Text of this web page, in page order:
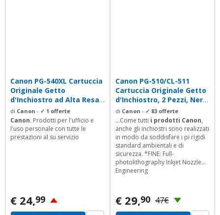
Canon PG-540XL Cartuccia
Originale Getto
d'Inchiostro ad Alta Resa,
1 Pezzo,...
di Canon - ✓ 1 offerte
Canon. Prodotti per l'ufficio e
l'uso personale con tutte le
prestazioni al su servizio
€ 24,99
Canon PG-510/CL-511
Cartuccia Originale Getto
d'Inchiostro, 2 Pezzi, Nero
+...
di Canon - ✓ 83 offerte
...Come tutti i prodotti Canon,
anche gli inchiostri sono realizzati
in modo da soddisfare i pi rigidi
standard ambientali e di
sicurezza. *FINE: Full-
photolithography Inkjet Nozzle
Engineering
€ 29,90 47€